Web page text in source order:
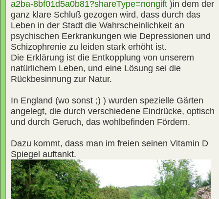
a2ba-8bf01d5a0b81?shareType=nongift )in dem der
ganz klare Schluß gezogen wird, dass durch das
Leben in der Stadt die Wahrscheinlichkeit an
psychischen Eerkrankungen wie Depressionen und
Schizophrenie zu leiden stark erhöht ist.
Die Erklärung ist die Entkopplung von unserem
natürlichem Leben, und eine Lösung sei die
Rückbesinnung zur Natur.
In England (wo sonst ;) ) wurden spezielle Gärten
angelegt, die durch verschiedene Eindrücke, optisch
und durch Geruch, das wohlbefinden Fördern.
Dazu kommt, dass man im freien seinen Vitamin D
Spiegel auftankt.